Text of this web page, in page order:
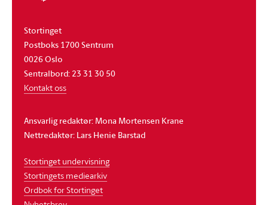
Stortinget
Postboks 1700 Sentrum
0026 Oslo
Sentralbord: 23 31 30 50
Kontakt oss
Ansvarlig redaktør: Mona Mortensen Krane
Nettredaktør: Lars Henie Barstad
Stortinget undervisning
Stortingets mediearkiv
Ordbok for Stortinget